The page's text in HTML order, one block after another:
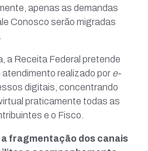
apenas as demandas
Conosco serão migradas
a Receita Federal pretende
realizado por e-
digitais, concentrando
praticamente todas as
e o Fisco.
fragmentação dos canais